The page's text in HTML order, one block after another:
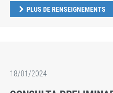
PLUS DE RENSEIGNEMENTS
18/01/2024